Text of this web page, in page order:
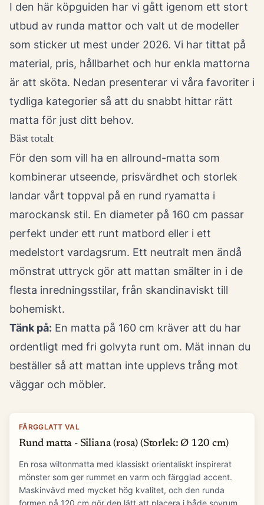
I den här köpguiden har vi gått igenom ett stort
utbud av runda mattor och valt ut de modeller
som sticker ut mest under 2026. Vi har tittat på
material, pris, hållbarhet och hur enkla mattorna
är att sköta. Nedan presenterar vi våra favoriter i
tydliga kategorier så att du snabbt hittar rätt
matta för just ditt behov.
Bäst totalt
För den som vill ha en allround-matta som
kombinerar utseende, prisvärdhet och storlek
landar vårt toppval på en rund ryamatta i
marockansk stil. En diameter på 160 cm passar
perfekt under ett runt matbord eller i ett
medelstort vardagsrum. Ett neutralt men ändå
mönstrat uttryck gör att mattan smälter in i de
flesta inredningsstilar, från skandinaviskt till
bohemiskt.
Tänk på: En matta på 160 cm kräver att du har
ordentligt med fri golvyta runt om. Mät innan du
beställer så att mattan inte upplevs trång mot
väggar och möbler.
FÄRGGLATT VAL
Rund matta - Siliana (rosa) (Storlek: Ø 120 cm)
En rosa wiltonmatta med klassiskt orientaliskt inspirerat
mönster som ger rummet en varm och färgglad accent.
Maskinvävd med mycket hög kvalitet, och den runda
formen på 120 cm gör den lätt att placera i både sovrum